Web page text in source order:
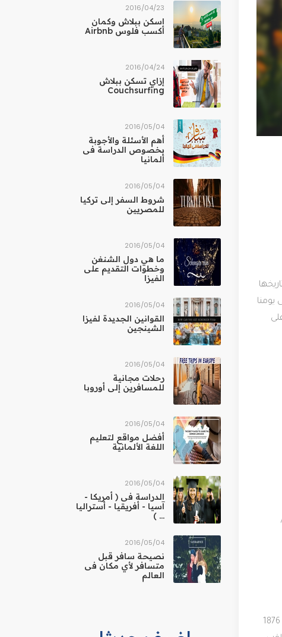
يومنا
يقع غريفتبارك بين فوجيلنبورت، تينويجك و ويتفرووين، على الفور حيث منذ عام 1860 وقفت مصنع الغاز البلدية، ومنذ عام 1876
23‏/04‏/2016
اسكن ببلاش وكمان
أكسب فلوس Airbnb
24‏/04‏/2016
إزاي تسكن ببلاش
Couchsurfing
04‏/05‏/2016
أهم الأسئلة والأجوبة
بخصوص الدراسة فى
ألمانيا
04‏/05‏/2016
شروط السفر إلى تركيا
للمصريين
04‏/05‏/2016
ما هي دول الشنغن
وخطوات التقديم على
الفيزا
04‏/05‏/2016
القوانين الجديدة لفيزا
الشينجين
04‏/05‏/2016
رحلات مجانية
للمسافرين إلى أوروبا
04‏/05‏/2016
أفضل مواقع لتعليم
اللغة الألمانية
04‏/05‏/2016
الدراسة فى ( أمريكا -
آسيا - أفريقيا - أستراليا
... )
04‏/05‏/2016
نصيحة سافر قبل
متسافر لأي مكان فى
العالم